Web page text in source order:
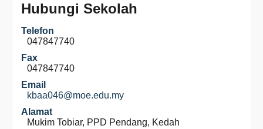
Hubungi Sekolah
Telefon
047847740
Fax
047847740
Email
kbaa046@moe.edu.my
Alamat
Mukim Tobiar, PPD Pendang, Kedah